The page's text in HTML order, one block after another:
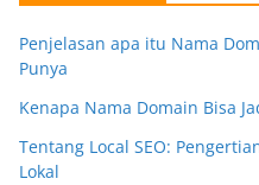
Penjelasan apa itu Nama
Punya
Kenapa Nama Domain Bisa
Tentang Local SEO:
Lokal